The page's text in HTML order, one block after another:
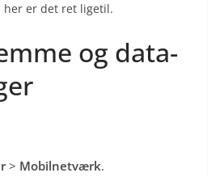
er det ret ligetil.
og data-
> Mobilnetværk.